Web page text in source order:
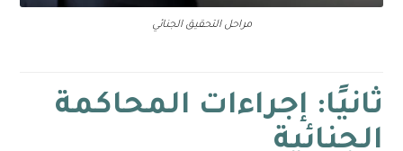
مراحل التحقيق الجنائي
ثانيًا: إجراءات المحاكمة
الجنائية